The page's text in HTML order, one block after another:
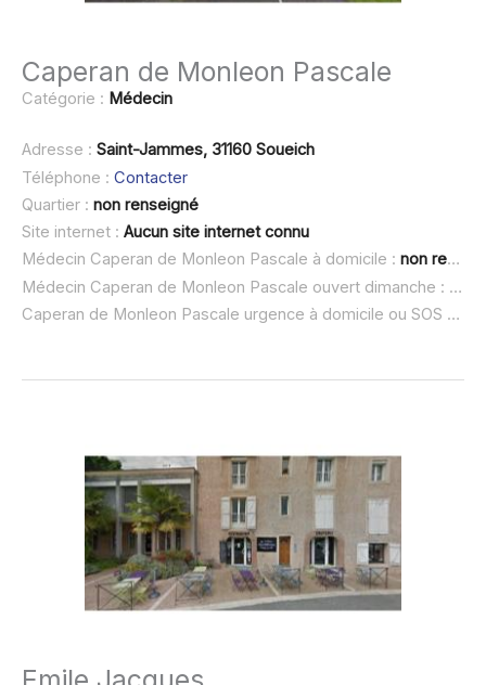
Caperan de Monleon Pascale
Catégorie : Médecin
Adresse : Saint-Jammes, 31160 Soueich
Téléphone : Contacter
Quartier : non renseigné
Site internet : Aucun site internet connu
Médecin Caperan de Monleon Pascale à domicile : non renseigné
Médecin Caperan de Monleon Pascale ouvert dimanche :
non
Caperan de Monleon Pascale urgence à domicile ou SOS médecin :